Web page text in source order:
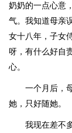
奶奶的一点心意
气。我知道母亲
女十八年，子女
呀，有什么好自
心。
一个月后，
她，只好随她。
我现在差不